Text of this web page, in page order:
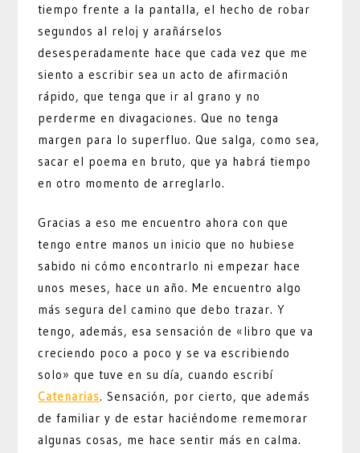
tiempo frente a la pantalla, el hecho de robar
segundos al reloj y arañárselos
desesperadamente hace que cada vez que me
siento a escribir sea un acto de afirmación
rápido, que tenga que ir al grano y no
perderme en divagaciones. Que no tenga
margen para lo superfluo. Que salga, como sea,
sacar el poema en bruto, que ya habrá tiempo
en otro momento de arreglarlo.
Gracias a eso me encuentro ahora con que
tengo entre manos un inicio que no hubiese
sabido ni cómo encontrarlo ni empezar hace
unos meses, hace un año. Me encuentro algo
más segura del camino que debo trazar. Y
tengo, además, esa sensación de «libro que va
creciendo poco a poco y se va escribiendo
solo» que tuve en su día, cuando escribí
Catenarias. Sensación, por cierto, que además
de familiar y de estar haciéndome rememorar
algunas cosas, me hace sentir más en calma.